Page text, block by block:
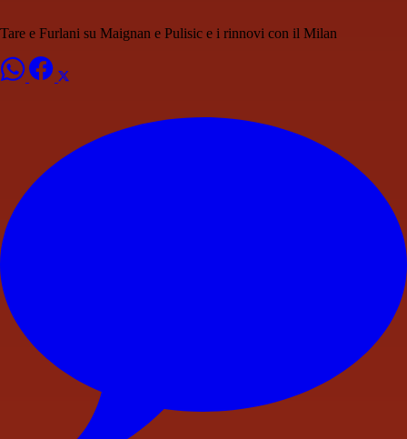
Tare e Furlani su Maignan e Pulisic e i rinnovi con il Milan